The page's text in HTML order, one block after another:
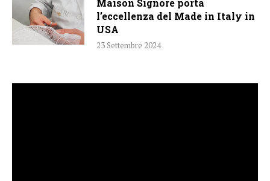
l’eccellenza del Made in Italy in
USA
23 Settembre 2024